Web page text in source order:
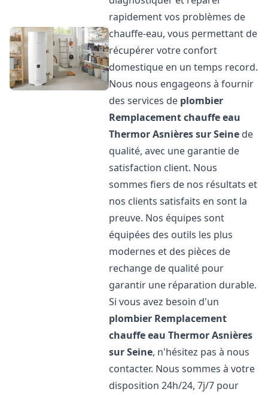
rapidement vos problèmes de
chauffe-eau, vous permettant de
récupérer votre confort
domestique en un temps record.
Nous nous engageons à fournir
des services de plombier
Remplacement chauffe eau
ThermorAsnières sur Seine de
qualité, avec une garantie de
satisfaction client. Nous
sommes fiers de nos résultats et
nos clients satisfaits en sont la
preuve. Nos équipes sont
équipées des outils les plus
modernes et des pièces de
rechange de qualité pour
garantir une réparation durable.
Si vous avez besoin d'un
plombier Remplacement
chauffe eau ThermorAsnières
sur Seine, n'hésitez pas à nous
contacter. Nous sommes à votre
disposition 24h/24, 7j/7 pour